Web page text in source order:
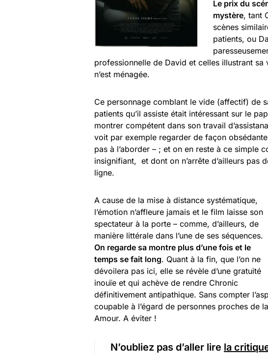
Le prix du
mystère, tant
scènes
patients, ou
professionnelle de David et celles illustrant
n’est ménagée.
Ce personnage comblant le vide (affectif) de
patients qu’il assiste était intéressant sur le
montrer compétent dans son travail
voit par exemple regarder de façon
pas à l’aborder – ; et on en reste à ce simple
insignifiant, et dont on n’arrête d’ailleurs pas
ligne.
A cause de la mise à distance systématique,
l’émotion n’affleure jamais et le film laisse son
spectateur à la porte – comme, d’ailleurs, de
manière littérale dans l’une de ses séquences.
On regarde sa montre plus d’une fois et le
temps se fait long. Quant à la fin, que l’on ne
dévoilera pas ici, elle se révèle d’une gratuité
inouïe et qui achève de rendre Chronic
définitivement antipathique. Sans compter
coupable à l’égard de personnes proches de
Amour. A éviter !
N’oubliez pas d’aller lire la